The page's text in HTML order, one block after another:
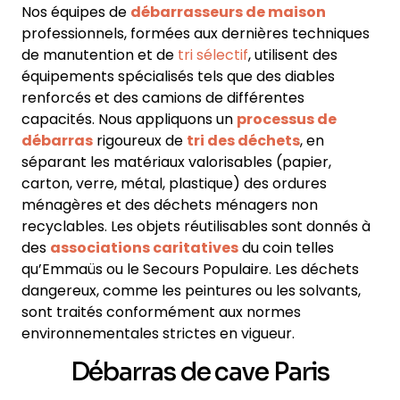
Nos équipes de débarrasseurs de maison
professionnels, formées aux dernières techniques
de manutention et de tri sélectif, utilisent des
équipements spécialisés tels que des diables
renforcés et des camions de différentes
capacités. Nous appliquons un processus de
débarras rigoureux de tri des déchets, en
séparant les matériaux valorisables (papier,
carton, verre, métal, plastique) des ordures
ménagères et des déchets ménagers non
recyclables. Les objets réutilisables sont donnés à
des associations caritativesdu coin telles
qu’Emmaüs ou le Secours Populaire. Les déchets
dangereux, comme les peintures ou les solvants,
sont traités conformément aux normes
environnementales strictes en vigueur.
Débarras de cave Paris